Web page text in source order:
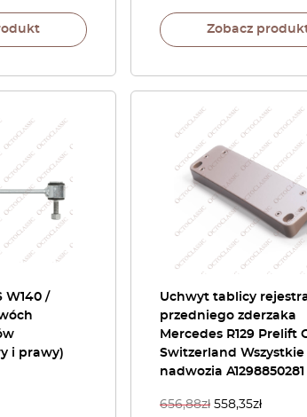
Zobacz
W140 /
i prawy)
Uchwyt tablicy
przedniego zderzaka
Mercedes R129 Prelift
Switzerland
nadwozia A1298850281
656,88zł 558,35zł